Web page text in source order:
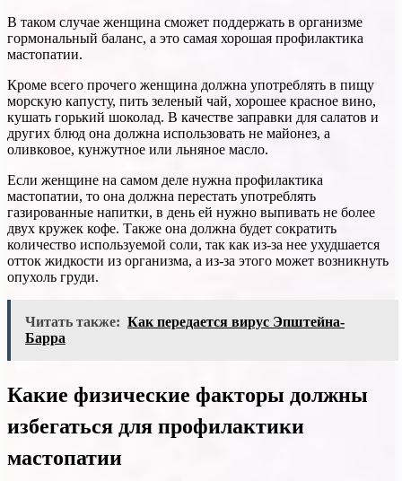
В таком случае женщина сможет поддержать в организме
гормональный баланс, а это самая хорошая профилактика
мастопатии.
Кроме всего прочего женщина должна употреблять в пищу
морскую капусту, пить зеленый чай, хорошее красное вино,
кушать горький шоколад. В качестве заправки для салатов и
других блюд она должна использовать не майонез, а
оливковое, кунжутное или льняное масло.
Если женщине на самом деле нужна профилактика
мастопатии, то она должна перестать употреблять
газированные напитки, в день ей нужно выпивать не более
двух кружек кофе. Также она должна будет сократить
количество используемой соли, так как из-за нее ухудшается
отток жидкости из организма, а из-за этого может возникнуть
опухоль груди.
Читать также: Как передается вирус Эпштейна-
Барра
Какие физические факторы должны
избегаться для профилактики
мастопатии